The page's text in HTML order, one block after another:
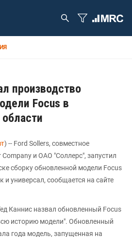
производство
Focus в
) -- Ford Sollers, совместное
и ОАО "Соллерс", запустил
сборку обновленной модели Focus
и универсал, сообщается на сайте
Каннис назвал обновленный Focus
историю модели". Обновленный
года модель, запущенная на